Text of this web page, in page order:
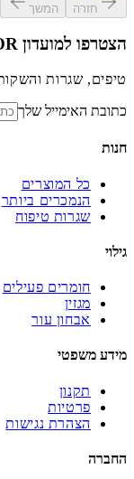
חזרה המשך
הצטרפו למועדון LAOR
טיפים, שגרות
כתובת האימייל שלך
חנות
כל המוצרים
הנמכרים ביותר
שגרות טיפוח
גילוי
חומרים פעילים
מגזין
אבחון עור
מידע משפטי
תקנון
פרטיות
הצהרת נגישות
החברה